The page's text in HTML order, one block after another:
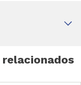
relacionados